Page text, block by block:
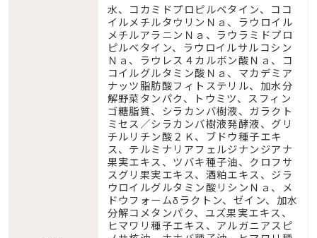
水、コカミドプロピルベタイン、ココ
イルメチルタウリンＮａ、ラウロイル
メチルアラニンＮａ、ラウラミドプロ
ピルベタイン、ラウロイルサルコシン
Ｎａ、ラウレス４カルボン酸Ｎａ、コ
コイルグルタミン酸Ｎａ、マカデミア
ナッツ脂肪酸フィトステリル、加水分
解野菜タンパク、トウミツ、スフィン
ゴ糖脂質、シラカンバ樹液、ガラクト
ミセス／シラカンバ樹液発酵液、グリ
チルリチン酸２Ｋ、ブドウ種子エキ
ス、テルミナリアフェルジナンジアナ
果実エキス、ツバキ種子油、クロフサ
スグリ果実エキス、酒粕エキス、ジラ
ウロイルグルタミン酸リシンＮａ、メ
ドウフォームδラクトン、ゼイン、加水
分解コメタンパク、ユズ果実エキス、
ヒマワリ種子エキス、アルガニアスピ